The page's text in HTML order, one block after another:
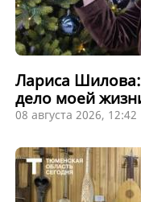
Лариса Шилова:
дело моей
08 августа 2026, 12:42